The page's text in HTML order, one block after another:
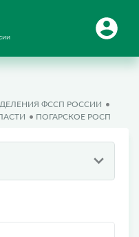
ФССП РОССИИ
ПОГАРСКОЕ РОСП